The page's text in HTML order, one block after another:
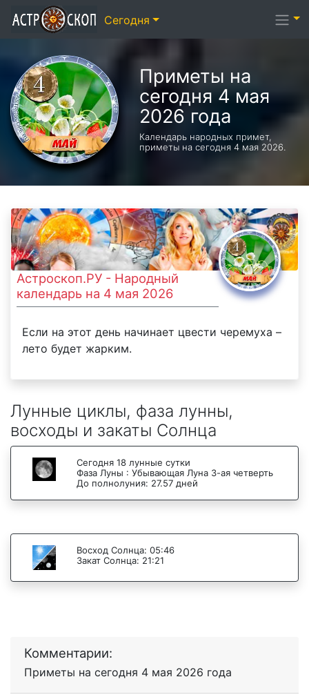
Приметы на
сегодня 4 мая
2026 года
Календарь народных примет,
приметы на сегодня 4 мая 2026.
Астроскоп.РУ - Народный
календарь на 4 мая 2026
Если на этот день начинает цвести черемуха –
лето будет жарким.
Лунные циклы, фаза лунны,
восходы и закаты Солнца
Сегодня 18 лунные сутки
Фаза Луны : Убывающая Луна 3-ая четверть
До полнолуния: 27.57 дней
Восход Солнца: 05:46
Закат Солнца: 21:21
Комментарии:
Приметы на сегодня 4 мая 2026 года
Сегодня